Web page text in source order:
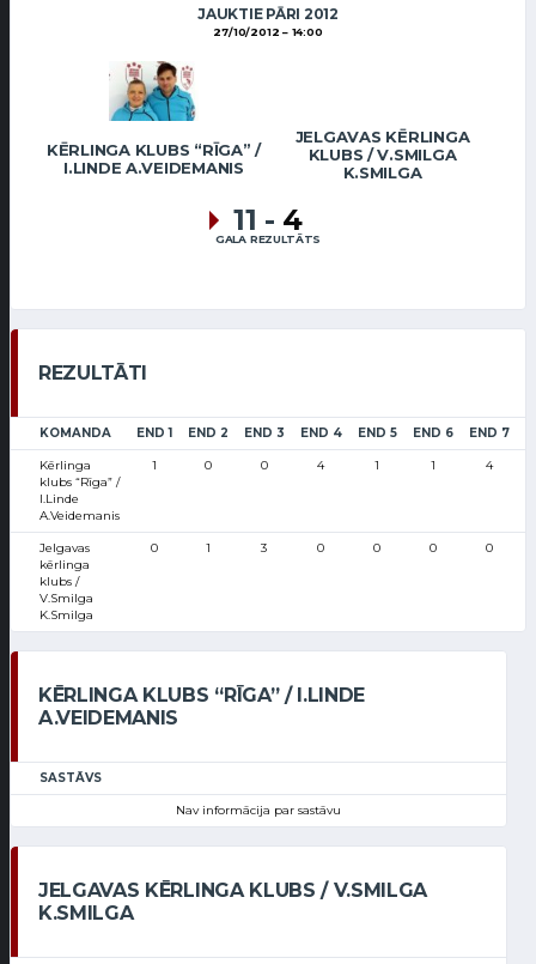
JAUKTIE PĀRI 2012
27/10/2012 14:00
KĒRLINGA KLUBS “RĪGA” /
I.LINDE A.VEIDEMANIS
JELGAVAS KĒRLINGA
KLUBS / V.SMILGA
K.SMILGA
11 - 4
GALA REZULTĀTS
REZULTĀTI
KOMANDA END 1 END 2 END 3 END 4 END 5 END 6 END 7
Kērlinga
klubs “Rīga” /
I.Linde
A.Veidemanis
1 0 0 4 1 1 4
Jelgavas
kērlinga
klubs /
V.Smilga
K.Smilga
0 1 3 0 0 0 0
KĒRLINGA KLUBS “RĪGA” / I.LINDE
A.VEIDEMANIS
SASTĀVS
Nav informācija par sastāvu
JELGAVAS KĒRLINGA KLUBS / V.SMILGA
K.SMILGA